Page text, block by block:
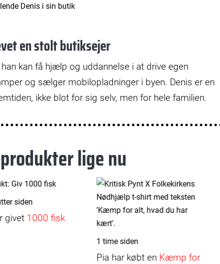
en stolt butiksejer
kan få hjælp og uddannelse i at drive egen
og sælger mobilopladninger i byen. Denis er en
ikke blot for sig selv, men for hele familien.
lige nu
siden
givet 1000 fisk
1 time siden
Pia har købt en Kæmp for